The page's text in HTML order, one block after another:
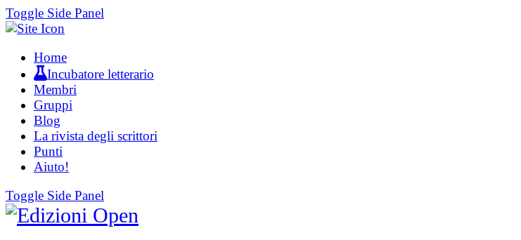
Toggle Side Panel
Home
Incubatore letterario
Membri
Gruppi
Blog
La rivista degli scrittori
Punti
Aiuto!
Toggle Side Panel